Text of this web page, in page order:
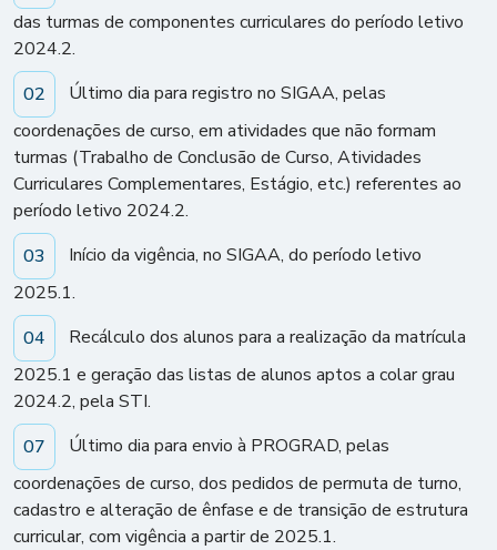
das turmas de componentes curriculares do período letivo
2024.2.
02
Último dia para registro no SIGAA, pelas
coordenações de curso, em atividades que não formam
turmas (Trabalho de Conclusão de Curso, Atividades
Curriculares Complementares, Estágio, etc.) referentes ao
período letivo 2024.2.
03
Início da vigência, no SIGAA, do período letivo
2025.1.
04
Recálculo dos alunos para a realização da matrícula
2025.1 e geração das listas de alunos aptos a colar grau
2024.2, pela STI.
07
Último dia para envio à PROGRAD, pelas
coordenações de curso, dos pedidos de permuta de turno,
cadastro e alteração de ênfase e de transição de estrutura
curricular, com vigência a partir de 2025.1.